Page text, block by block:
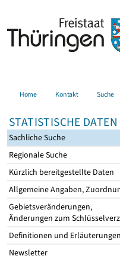
Home Kontakt Suche
STATISTISCHE DATEN
Sachliche Suche
Regionale Suche
Kürzlich bereitgestellte Daten
Allgemeine Angaben,
Gebietsveränderungen,
Änderungen zum
Definitionen und Erläuterungen
Newsletter